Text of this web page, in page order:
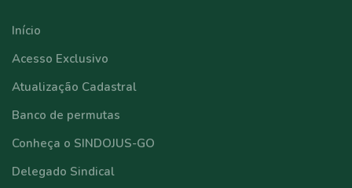
Início
Acesso Exclusivo
Atualização Cadastral
Banco de permutas
Conheça o SINDOJUS-GO
Delegado Sindical